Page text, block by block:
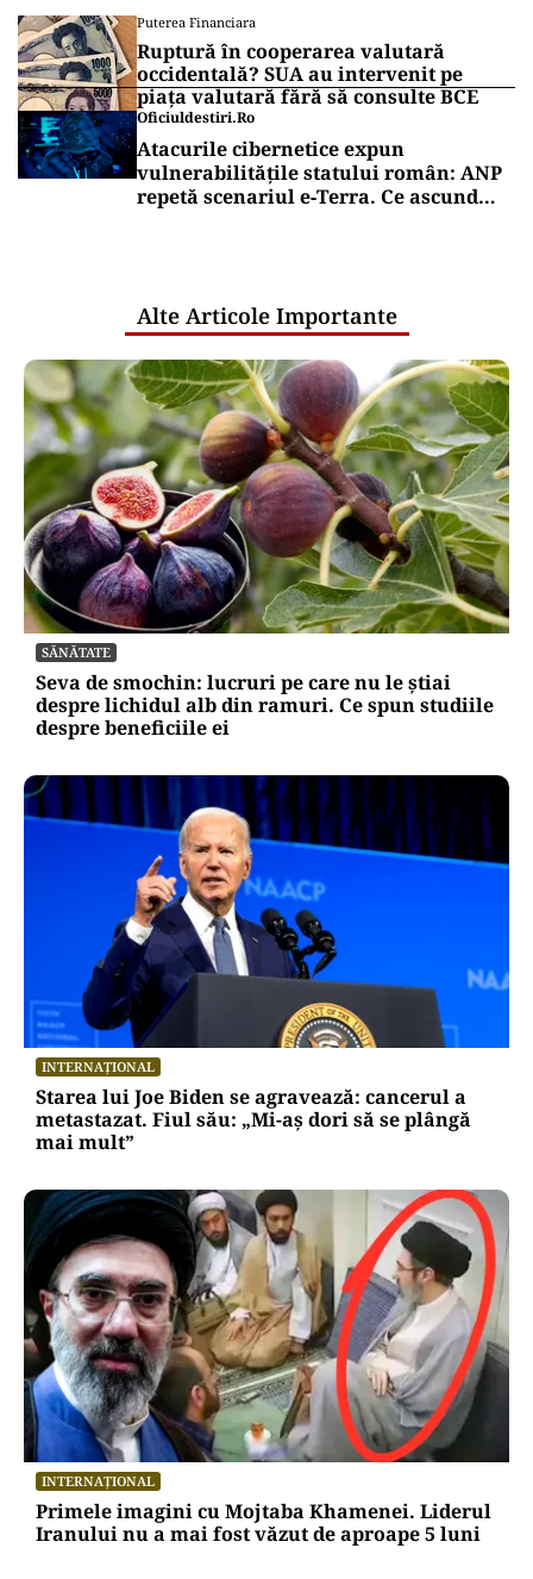
Puterea Financiara
Ruptură în cooperarea valutară
occidentală? SUA au intervenit pe
piața valutară fără să consulte BCE
Oficiuldestiri.ro
Atacurile cibernetice expun
vulnerabilitățile statului român: ANP
repetă scenariul e‑Terra. Ce ascund
Alte Articole Importante
SĂNĂTATE
Seva de smochin: lucruri pe care nu le știai
despre lichidul alb din ramuri. Ce spun studiile
despre beneficiile ei
INTERNAȚIONAL
Starea lui Joe Biden se agravează: cancerul a
metastazat. Fiul său: „Mi-aș dori să se plângă
mai mult”
INTERNAȚIONAL
Primele imagini cu Mojtaba Khamenei. Liderul
Iranului nu a mai fost văzut de aproape 5 luni